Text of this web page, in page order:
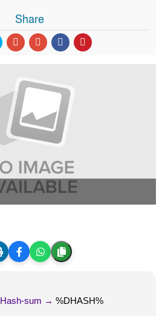
Share
Hash-sum →%DHASH%